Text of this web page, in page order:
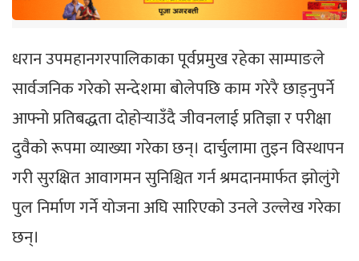
धरान उपमहानगरपालिकाका पूर्वप्रमुख रहेका साम्पाङले
सार्वजनिक गरेको सन्देशमा बोलेपछि काम गरेरै छाड्नुपर्ने
आफ्नो प्रतिबद्धता दोहोर्‍याउँदै जीवनलाई प्रतिज्ञा र परीक्षा
दुवैको रूपमा व्याख्या गरेका छन्। दार्चुलामा तुइन विस्थापन
गरी सुरक्षित आवागमन सुनिश्चित गर्न श्रमदानमार्फत झोलुंगे
पुल निर्माण गर्ने योजना अघि सारिएको उनले उल्लेख गरेका
छन्।